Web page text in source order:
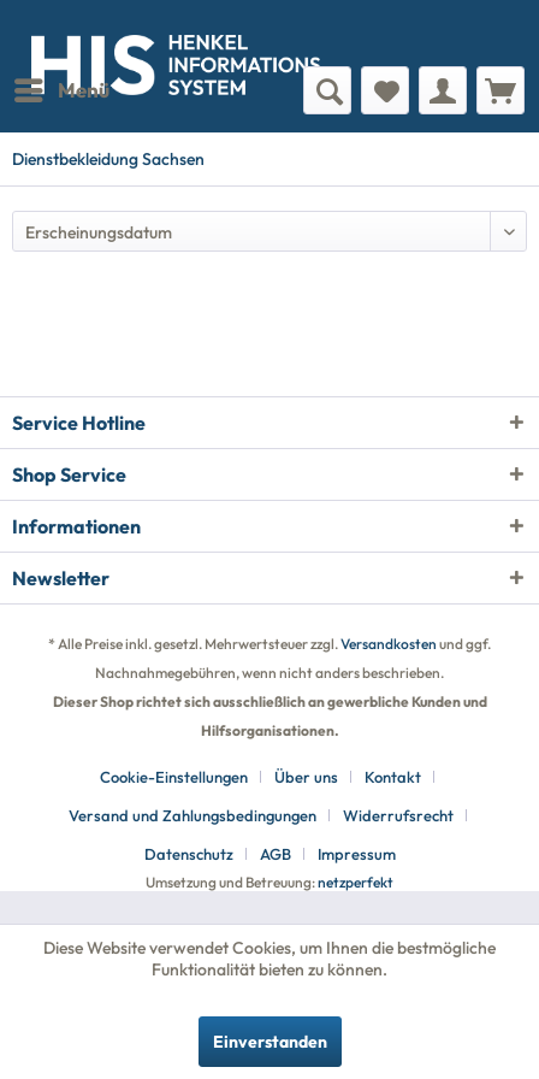
Menü
Dienstbekleidung Sachsen
Service Hotline
Shop Service
Informationen
Newsletter
* Alle Preise inkl. gesetzl. Mehrwertsteuer zzgl.Versandkosten und ggf.
Nachnahmegebühren, wenn nicht anders beschrieben.
Dieser Shop richtet sich ausschließlich an gewerbliche Kunden und
Hilfsorganisationen.
Cookie-Einstellungen Über uns
Kontakt
Versand und Zahlungsbedingungen
Widerrufsrecht
Datenschutz
AGB Impressum
Umsetzung und Betreuung:netzperfekt
Diese Website verwendet Cookies, um Ihnen die bestmögliche
Funktionalität bieten zu können.
Einverstanden